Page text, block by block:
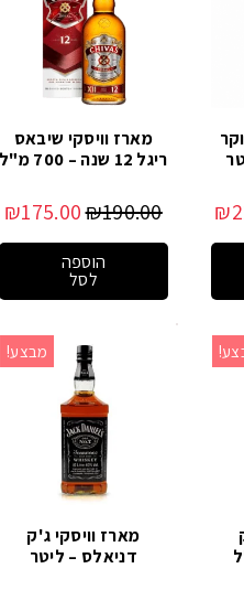
₪
מארז וויסקי שיבאס
ריגל 12 שנה – 700 מ"ל
₪190.00
₪175.00
הוספה
לסל
מבצע!
מארז וויסקי ג'ק
דניאלס – ליטר